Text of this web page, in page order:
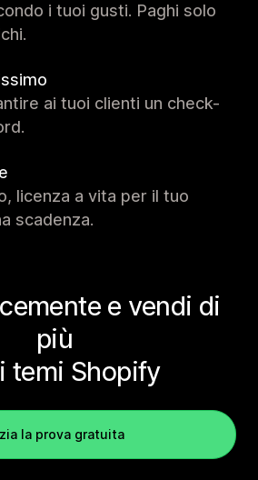
i tuoi gusti. Paghi solo
ai tuoi clienti un check-
licenza a vita per il tuo
scadenza.
e vendi di
più
temi Shopify
la prova gratuita